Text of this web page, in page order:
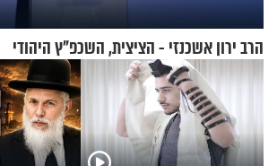
הרב ירון אשכנזי - הציצית, השכפ"ץ היהודי